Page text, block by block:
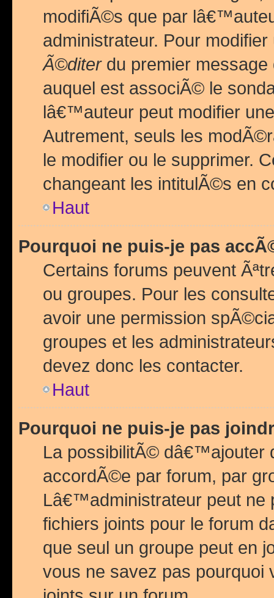
modifiÃ©s que par
administrateur. Pour
Ã©diterdu premier
auquel est associÃ© le
lâ€™auteur peut modifier
Autrement, seuls les
le modifier ou le supprimer.
changeant les intitulÃ©s en
Haut
Pourquoi ne puis-je pas
Certains forums peuvent
ou groupes. Pour les
avoir une permission
groupes et les
devez donc les contacter.
Haut
Pourquoi ne puis-je pas
La possibilitÃ© dâ€™ajouter
accordÃ©e par forum, par
Lâ€™administrateur peut
fichiers joints pour le forum
que seul un groupe peut en
vous ne savez pas pourquoi